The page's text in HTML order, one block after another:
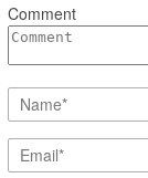
Comment